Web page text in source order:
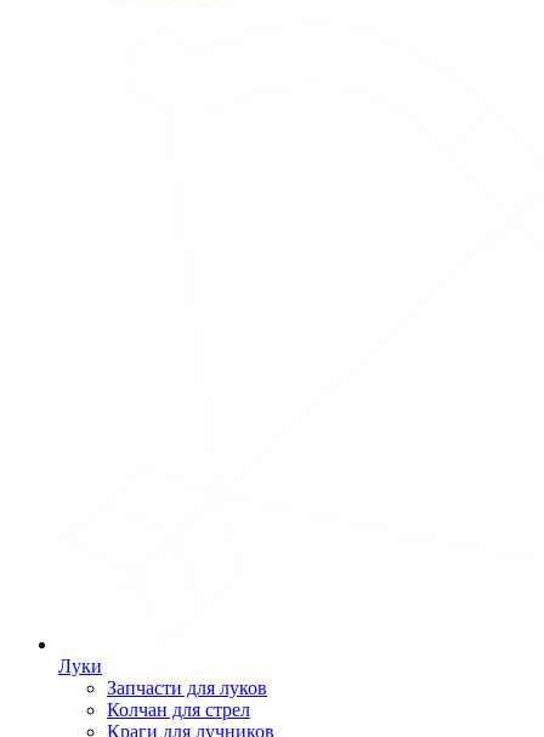
Луки
Запчасти для луков
Колчан для стрел
Краги для лучников